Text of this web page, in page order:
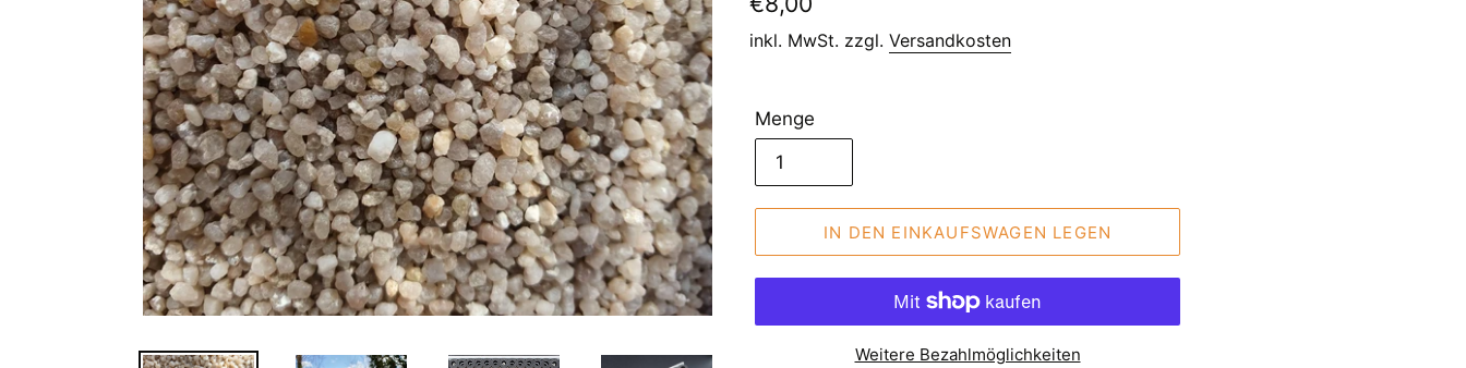
Preis
inkl. MwSt. zzgl. Versandkosten
Menge
IN DEN EINKAUFSWAGEN LEGEN
Weitere Bezahlmöglichkeiten